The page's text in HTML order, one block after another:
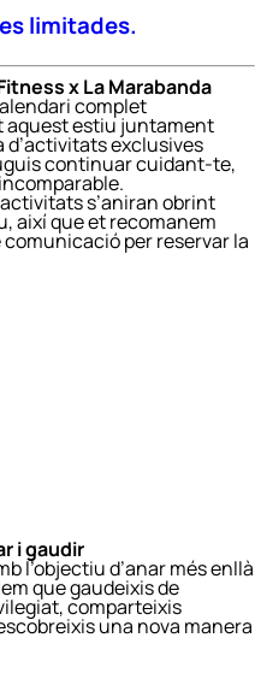
limitades.
x La Marabanda
complet
aquest estiu juntament
d’activitats exclusives
continuar cuidant-te,
s’aniran obrint
així que et recomanem
per reservar la
i gaudir
l’objectiu d’anar més enllà
que gaudeixis de
comparteixis
una nova manera